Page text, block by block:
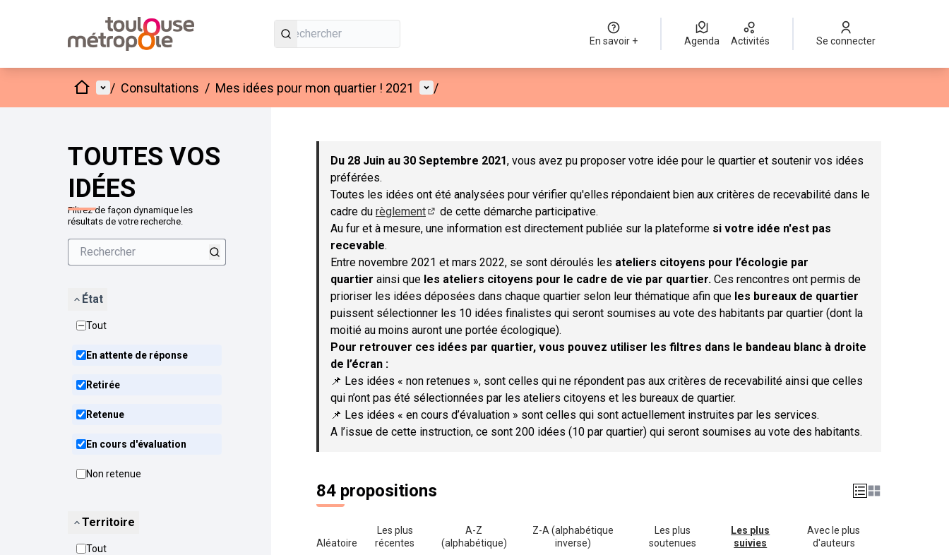
En savoir + Agenda Activités Se connecter
AccueilMenu principal
/ Consultations / Mes idées pour mon quartier ! 2021 Menu utilisateur
/
TOUTES VOS
IDÉES
Filtrez de façon dynamique les
résultats de votre recherche.
État
Tout
En attente de réponse
Retirée
Retenue
En cours d'évaluation
Non retenue
Territoire
Tout
Passer la carte
Du 28 Juin au 30 Septembre 2021, vous avez pu proposer votre idée pour le quartier et soutenir vos idées
préférées.
Toutes les idées ont été analysées pour vérifier qu'elles répondaient bien aux critères de recevabilité dans le
cadre du règlement
(S'ouvre dans un nouvel onglet)
de cette démarche participative.
Au fur et à mesure, une information est directement publiée sur la plateforme si votre idée n'est pas
recevable.
Entre novembre 2021 et mars 2022, se sont déroulés les ateliers citoyens pour l’écologie par
quartier ainsi que les ateliers citoyens pour le cadre de vie par quartier. Ces rencontres ont permis de
prioriser les idées déposées dans chaque quartier selon leur thématique afin que les bureaux de quartier
puissent sélectionner les 10 idées finalistes qui seront soumises au vote des habitants par quartier (dont la
moitié au moins auront une portée écologique).
Pour retrouver ces idées par quartier, vous pouvez utiliser les filtres dans le bandeau blanc à droite
de l’écran :
📌 Les idées « non retenues », sont celles qui ne répondent pas aux critères de recevabilité ainsi que celles
qui n’ont pas été sélectionnées par les ateliers citoyens et les bureaux de quartier.
📌 Les idées « en cours d’évaluation » sont celles qui sont actuellement instruites par les services.
A l’issue de cette instruction, ce sont 200 idées (10 par quartier) qui seront soumises au vote des habitants.
84 propositions
Aléatoire
Les plus
récentes
A-Z
(alphabétique)
Z-A (alphabétique
inverse)
Les plus
soutenues
Les plus
suivies
Avec le plus
d'auteurs